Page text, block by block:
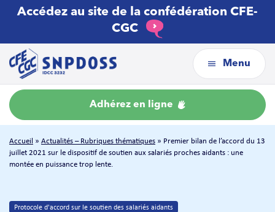
Accédez au site de la confédération CFE-
CGC
Menu
Adhérez en ligne
Accueil » Actualités – Rubriques thématiques » Premier bilan de l’accord du 13
juillet 2021 sur le dispositif de soutien aux salariés proches aidants : une
montée en puissance trop lente.
Protocole d'accord sur le soutien des salariés aidants